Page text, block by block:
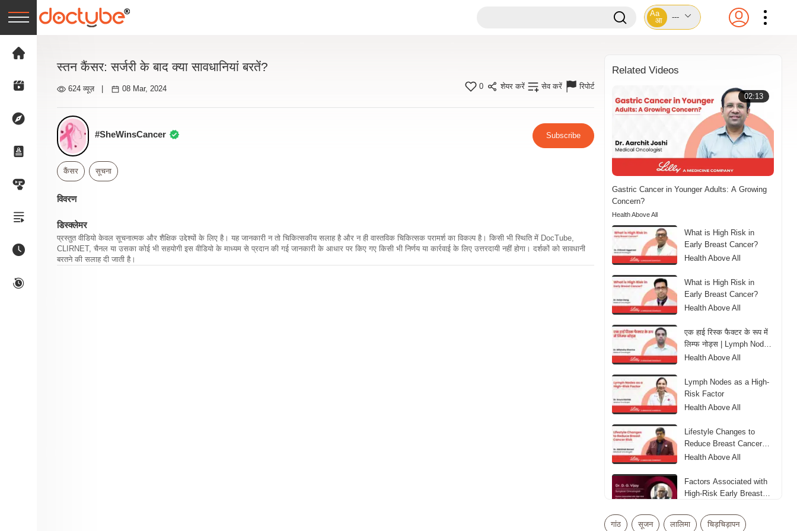
Aa
आ
---
स्तन कैंसर: सर्जरी के बाद क्या सावधानियां बरतें?
624 व्यूज़ 08 Mar, 2024 0 शेयर करें सेव करें रिपोर्ट
#SheWinsCancer Subscribe
कैंसर सूचना
विवरण
डिस्क्लेमर
प्रस्तुत वीडियो केवल सूचनात्मक और शैक्षिक उद्देश्यों के लिए है। यह जानकारी न तो चिकित्सकीय सलाह है और न ही वास्तविक चिकित्सक परामर्श का विकल्प है। किसी भी स्थिति में DocTube,
CLIRNET, चैनल या उसका कोई भी सहयोगी इस वीडियो के माध्यम से प्रदान की गई जानकारी के आधार पर किए गए किसी भी निर्णय या कार्रवाई के लिए उत्तरदायी नहीं होगा। दर्शकों को सावधानी
बरतने की सलाह दी जाती है।
Related Videos
02:13
Gastric Cancer in Younger Adults: A Growing
Concern?
Health Above All
What is High Risk in
Early Breast Cancer?
Health Above All
What is High Risk in
Early Breast Cancer?
Health Above All
एक हाई रिस्क फैक्टर के रूप में
लिम्फ नोड्स | Lymph Nodes
as aHigh-Risk Factor
Health Above All
Lymph Nodes as a High-
Risk Factor
Health Above All
Lifestyle Changes to
Reduce Breast Cancer
Risk
Health Above All
Factors Associated with
High-Risk Early Breast
गांठ सूजन लालिमा चिड़चिड़ापन